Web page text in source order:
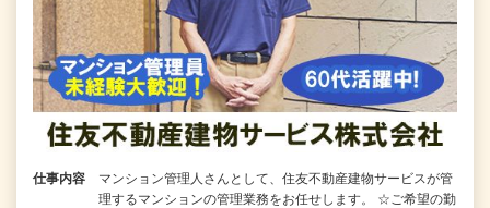
仕事内容
マンション管理人さんとして、住友不動産建物サービスが管
理するマンションの管理業務をお任せします。 ☆ご希望の勤